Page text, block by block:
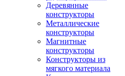
Деревянные
конструкторы
Металлические
конструкторы
Магнитные
конструкторы
Конструкторы из
мягкого материала